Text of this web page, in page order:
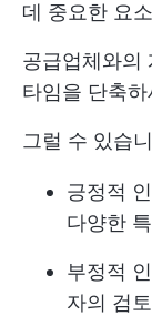
데 중요한 요
공급업체와의
타임을 단축하
그럴 수 있습
긍정적
다양한
부정적
자의 검토